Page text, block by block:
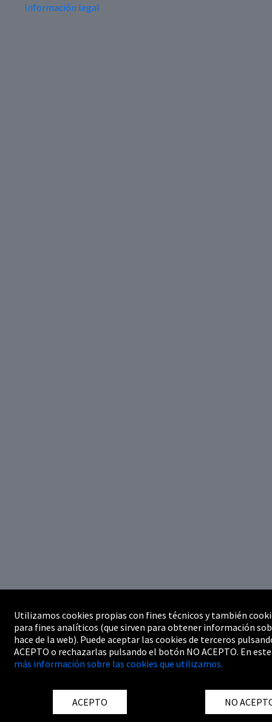
Información legal
Utilizamos cookies propias con fines técnicos y también
para fines analíticos (que sirven para obtener información
hace de la web). Puede aceptar las cookies de terceros
ACEPTO o rechazarlas pulsando el botón NO ACEPTO. En
más información sobre las cookies que utilizamos.
ACEPTO NO